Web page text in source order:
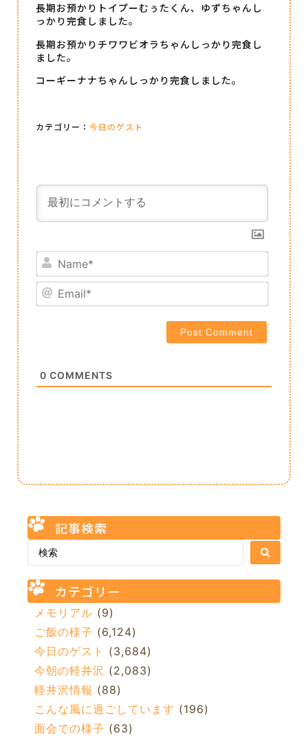
長期お預かりトイプーむぅたくん、ゆずちゃんし
っかり完食しました。
長期お預かりチワワビオラちゃんしっかり完食し
ました。
コーギーナナちゃんしっかり完食しました。
カテゴリー： 今日のゲスト
Name*
Email*
0 COMMENTS
記事検索
カテゴリー
メモリアル (9)
ご飯の様子 (6,124)
今日のゲスト (3,684)
今朝の軽井沢 (2,083)
軽井沢情報 (88)
こんな風に過ごしています (196)
面会での様子 (63)